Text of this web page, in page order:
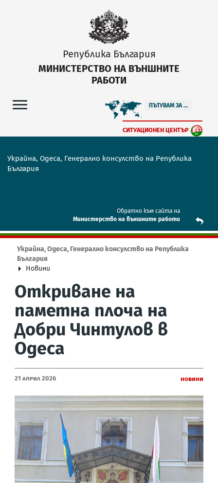
Република България
МИНИСТЕРСТВО НА ВЪНШНИТЕ
РАБОТИ
ПЪТУВАМ ЗА ...
СИТУАЦИОНЕН ЦЕНТЪР
Украйна, Одеса, Генерално консулство на Република
България
Обратно към сайта на
Mинистерство на външните работи
Украйна, Одеса, Генерално консулство на Република
България
Новини
Откриване на
паметна плоча на
Добри Чинтулов в
Одеса
21 Април 2026 Новини